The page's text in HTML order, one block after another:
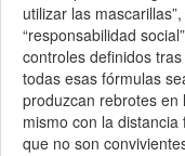
utilizar las
“responsabilidad
controles definidos
todas esas fórmulas
produzcan rebrotes en
mismo con la
que no son